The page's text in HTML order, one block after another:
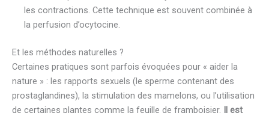
les contractions. Cette technique est souvent combinée à
la perfusion d’ocytocine.
Et les méthodes naturelles ?
Certaines pratiques sont parfois évoquées pour « aider la
nature » : les rapports sexuels (le sperme contenant des
prostaglandines), la stimulation des mamelons, ou l’utilisation
de certaines plantes comme la feuille de framboisier. Il est